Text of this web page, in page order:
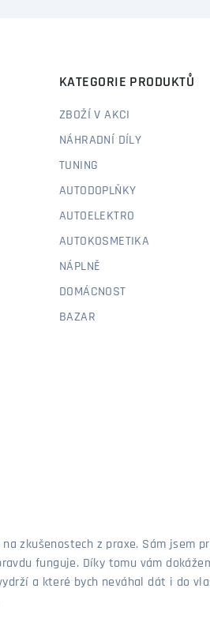
KATEGORIE PRODUKTŮ
ZBOŽÍ V AKCI
NÁHRADNÍ DÍLY
TUNING
AUTODOPLŇKY
AUTOELEKTRO
AUTOKOSMETIKA
NÁPLNĚ
DOMÁCNOST
BAZAR
zkušenostech z praxe. Sám jsem
funguje. Díky tomu vám
a které bych neváhal dát i do